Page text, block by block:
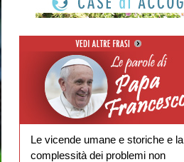
Le vicende umane e storiche e la
complessità dei problemi non